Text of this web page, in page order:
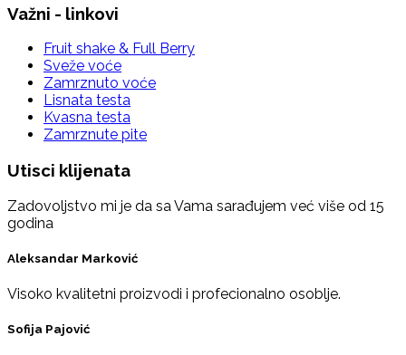
Važni - linkovi
Fruit shake & Full Berry
Sveže voće
Zamrznuto voće
Lisnata testa
Kvasna testa
Zamrznute pite
Utisci klijenata
Zadovoljstvo mi je da sa Vama sarađujem već više od 15
godina
Aleksandar Marković
Visoko kvalitetni proizvodi i profecionalno osoblje.
Sofija Pajović